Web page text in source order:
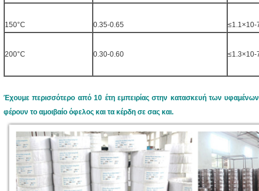
150°C 0.35-0.65 ≤1.1×10-
200°C 0.30-0.60 ≤1.3×10-
Έχουμε περισσότερο από 10 έτη εμπειρίας στην κατασκευή των
φέρουν το αμοιβαίο όφελος και τα κέρδη σε σας και.